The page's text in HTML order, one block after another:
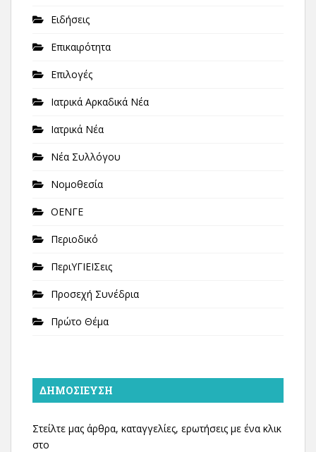
Ειδήσεις
Επικαιρότητα
Επιλογές
Ιατρικά Αρκαδικά Νέα
Ιατρικά Νέα
Νέα Συλλόγου
Νομοθεσία
ΟΕΝΓΕ
Περιοδικό
ΠεριΥΓΙΕΙΣεις
Προσεχή Συνέδρια
Πρώτο Θέμα
ΔΗΜΟΣΊΕΥΣΗ
Στείλτε μας άρθρα, καταγγελίες, ερωτήσεις με ένα κλικ
στο